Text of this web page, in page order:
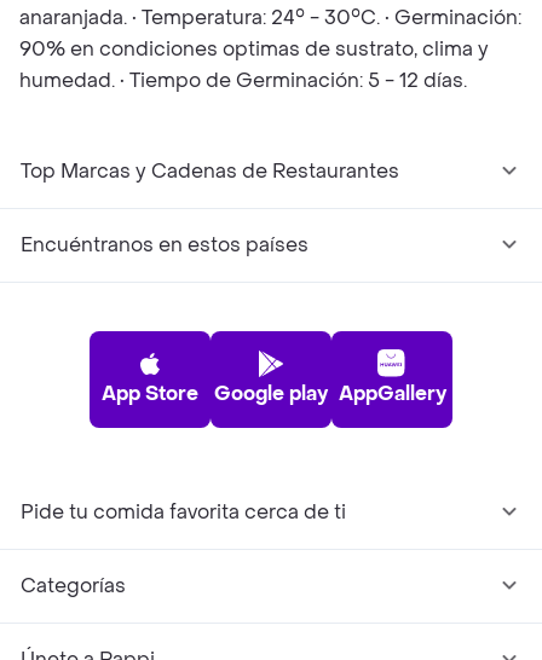
anaranjada. • Temperatura: 24° - 30°C. • Germinación:
90% en condiciones optimas de sustrato, clima y
humedad. • Tiempo de Germinación: 5 - 12 días.
Top Marcas y Cadenas de Restaurantes
Encuéntranos en estos países
App Store Google play AppGallery
Pide tu comida favorita cerca de ti
Categorías